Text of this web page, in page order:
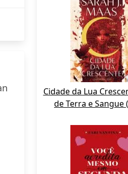
Cidade da Lua
de Terra e Sangue